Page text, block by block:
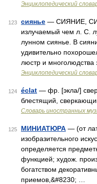
Энциклопедический
123 сиянье — СИЯНИЕ,
излучаемый чем л. С.
лунном сиянье. В
удивительно
люстр и многолюдства
Энциклопедический
124 éclat — фр. [экла/]
блестящий,
Словарь иностранных
125 МИНИАТЮРА — (от
изобразительного
определяется
функцией; худож.
богатством
приемов,&#8230; …